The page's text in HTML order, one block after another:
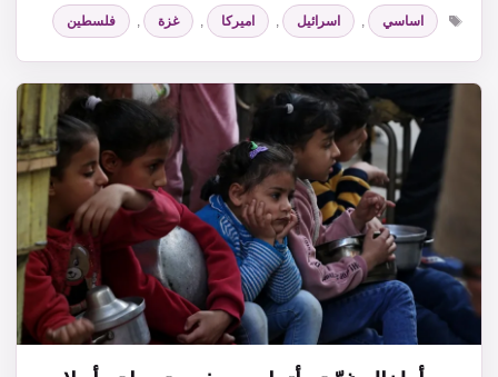
الوسوم
اساسي , اسرائيل , اميركا , غزة , فلسطين